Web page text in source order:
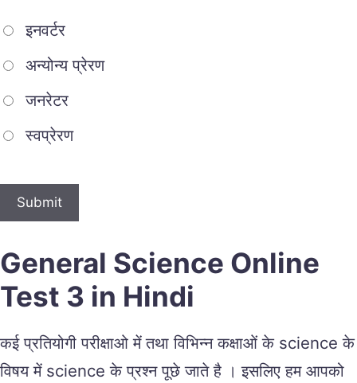
इनवर्टर
अन्योन्य प्रेरण
जनरेटर
स्वप्रेरण
General Science Online
Test 3 in Hindi
कई प्रतियोगी परीक्षाओ में तथा विभिन्न कक्षाओं के science के
विषय में science के प्रश्न पूछे जाते है । इसलिए हम आपको